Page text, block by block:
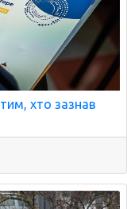
хто зазнав